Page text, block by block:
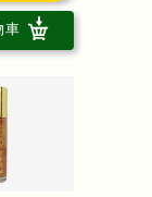
車